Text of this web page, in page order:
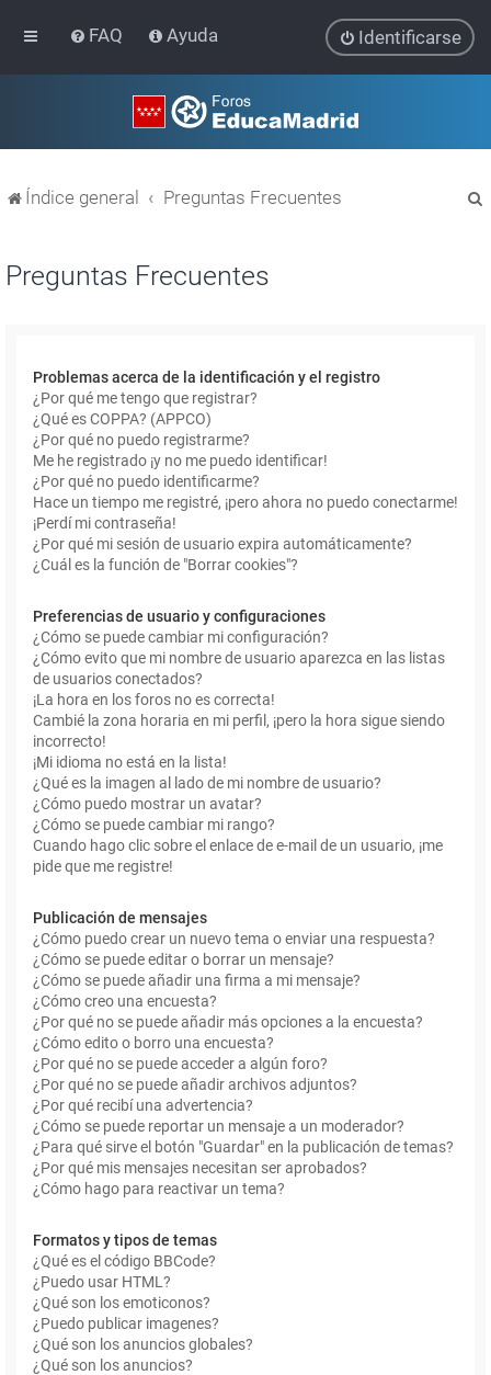
FAQ Ayuda Identificarse
Índice general Preguntas Frecuentes
Preguntas Frecuentes
Problemas acerca de la identificación y el registro
¿Por qué me tengo que registrar?
¿Qué es COPPA? (APPCO)
¿Por qué no puedo registrarme?
Me he registrado ¡y no me puedo identificar!
¿Por qué no puedo identificarme?
Hace un tiempo me registré, ¡pero ahora no puedo conectarme!
¡Perdí mi contraseña!
¿Por qué mi sesión de usuario expira automáticamente?
¿Cuál es la función de "Borrar cookies"?
Preferencias de usuario y configuraciones
¿Cómo se puede cambiar mi configuración?
¿Cómo evito que mi nombre de usuario aparezca en las listas
de usuarios conectados?
¡La hora en los foros no es correcta!
Cambié la zona horaria en mi perfil, ¡pero la hora sigue siendo
incorrecto!
¡Mi idioma no está en la lista!
¿Qué es la imagen al lado de mi nombre de usuario?
¿Cómo puedo mostrar un avatar?
¿Cómo se puede cambiar mi rango?
Cuando hago clic sobre el enlace de e-mail de un usuario, ¡me
pide que me registre!
Publicación de mensajes
¿Cómo puedo crear un nuevo tema o enviar una respuesta?
¿Cómo se puede editar o borrar un mensaje?
¿Cómo se puede añadir una firma a mi mensaje?
¿Cómo creo una encuesta?
¿Por qué no se puede añadir más opciones a la encuesta?
¿Cómo edito o borro una encuesta?
¿Por qué no se puede acceder a algún foro?
¿Por qué no se puede añadir archivos adjuntos?
¿Por qué recibí una advertencia?
¿Cómo se puede reportar un mensaje a un moderador?
¿Para qué sirve el botón "Guardar" en la publicación de temas?
¿Por qué mis mensajes necesitan ser aprobados?
¿Cómo hago para reactivar un tema?
Formatos y tipos de temas
¿Qué es el código BBCode?
¿Puedo usar HTML?
¿Qué son los emoticonos?
¿Puedo publicar imagenes?
¿Qué son los anuncios globales?
¿Qué son los anuncios?